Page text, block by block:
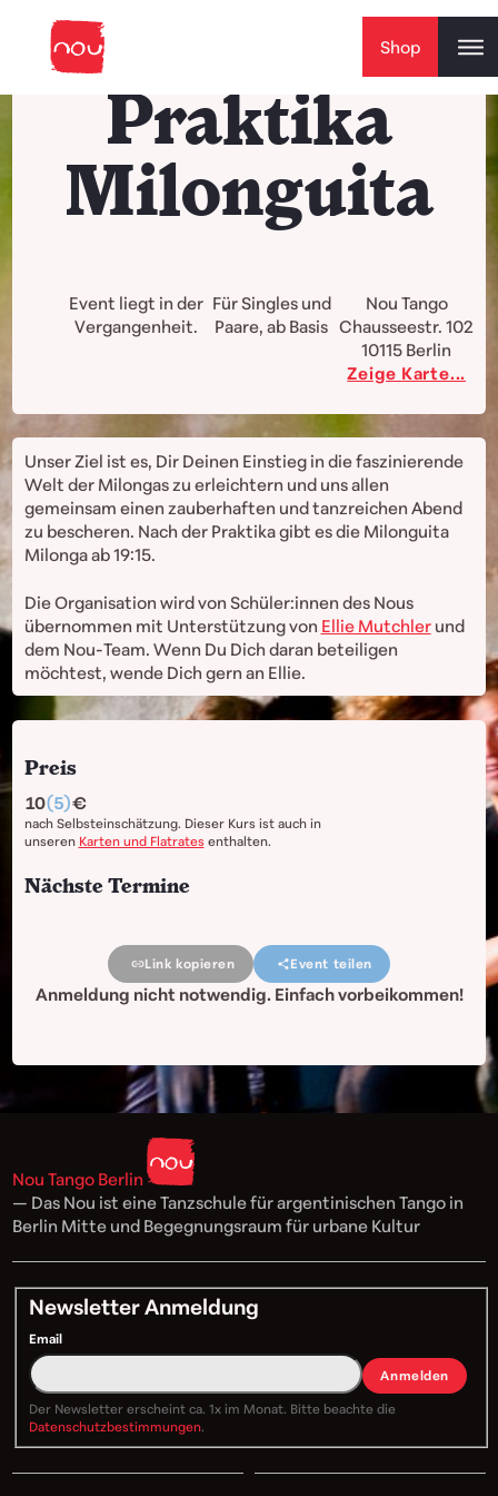
Shop
Praktika
Milonguita
Event liegt in der
Vergangenheit.
Für Singles und
Paare, ab Basis
Nou Tango
Chausseestr. 102
10115 Berlin
Zeige Karte...
Unser Ziel ist es, Dir Deinen Einstieg in die faszinierende
Welt der Milongas zu erleichtern und uns allen
gemeinsam einen zauberhaften und tanzreichen Abend
zu bescheren. Nach der Praktika gibt es die Milonguita
Milonga ab 19:15.
Die Organisation wird von Schüler:innen des Nous
übernommen mit Unterstützung von Ellie Mutchlerund
dem Nou-Team. Wenn Du Dich daran beteiligen
möchtest, wende Dich gern an Ellie.
Preis
nach Selbsteinschätzung. Dieser Kurs ist auch in
unseren Karten und Flatrates enthalten.
10(5)
Nächste Termine
Link kopieren Event teilen
Anmeldung nicht notwendig. Einfach vorbeikommen!
Nou Tango Berlin
— Das Nou ist eine Tanzschule für argentinischen Tango in
Berlin Mitte und Begegnungsraum für urbane Kultur
Newsletter Anmeldung
Email
Anmelden
Der Newsletter erscheint ca. 1x im Monat. Bitte beachte die
Datenschutzbestimmungen.